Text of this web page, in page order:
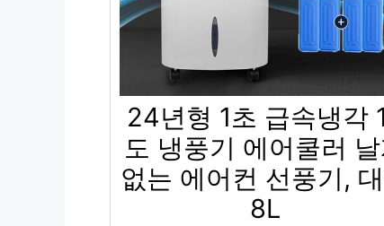
24년형 1초 급속냉각
도 냉풍기 에어쿨러 날
없는 에어컨 선풍기,
8L